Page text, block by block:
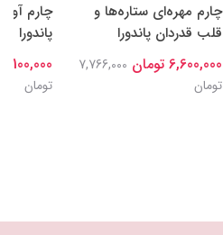
چارم مهره‌ای ستاره‌ها و
قلب قدردان پاندورا
6,600,000 تومان
7,766,000
تومان
چارم
پاندورا
7,100,000 تومان
تومان